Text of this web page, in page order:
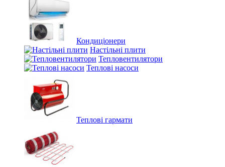
Кондиціонери
Настільні плити
Тепловентилятори
Теплові насоси
Теплові гармати